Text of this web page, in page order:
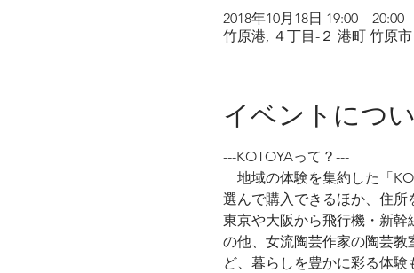
2018年10月18日 19:00 – 20:00
竹原港, ４丁目-２ 港町 竹原
イベントにつ
---KOTOYAって？---
地域の体験を集約した「
東京や大阪から飛行機・新
の他、女流陶芸作家の陶芸
ど、暮らしを豊かに彩る体